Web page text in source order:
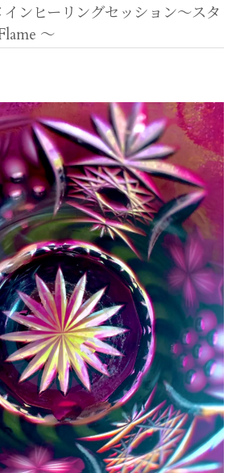
ンヒーリングセッション〜スタ
〜